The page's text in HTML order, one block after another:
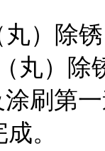
丸）除锈
丸）除
刷第一
。